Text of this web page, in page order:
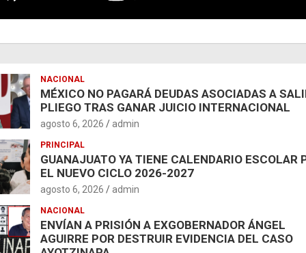
NACIONAL
MÉXICO NO PAGARÁ DEUDAS ASOCIADAS A
PLIEGO TRAS GANAR JUICIO INTERNACIONAL
agosto 6, 2026 admin
PRINCIPAL
GUANAJUATO YA TIENE CALENDARIO ESCOLAR
EL NUEVO CICLO 2026-2027
agosto 6, 2026 admin
NACIONAL
ENVÍAN A PRISIÓN A EXGOBERNADOR ÁNGEL
AGUIRRE POR DESTRUIR EVIDENCIA DEL CASO